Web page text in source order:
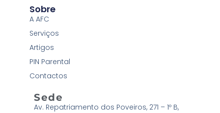
Sobre
A AFC
Serviços
Artigos
PIN Parental
Contactos
Sede
Av. Repatriamento dos Poveiros, 271 – 1º B,